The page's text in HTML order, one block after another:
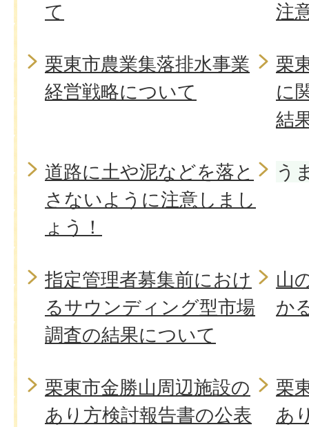
て
注
栗東市農業集落排水事業
経営戦略について
栗
に
結
道路に土や泥などを落と
さないように注意しまし
ょう！
う
指定管理者募集前におけ
るサウンディング型市場
調査の結果について
山
か
栗東市金勝山周辺施設の
あり方検討報告書の公表
栗
あ